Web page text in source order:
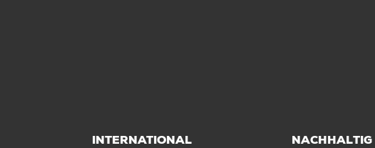
INTERNATIONAL NACHHALTIG